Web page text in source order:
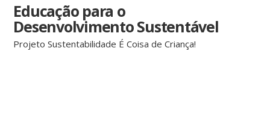
Educação para o
Desenvolvimento Sustentável
Projeto Sustentabilidade É Coisa de Criança!